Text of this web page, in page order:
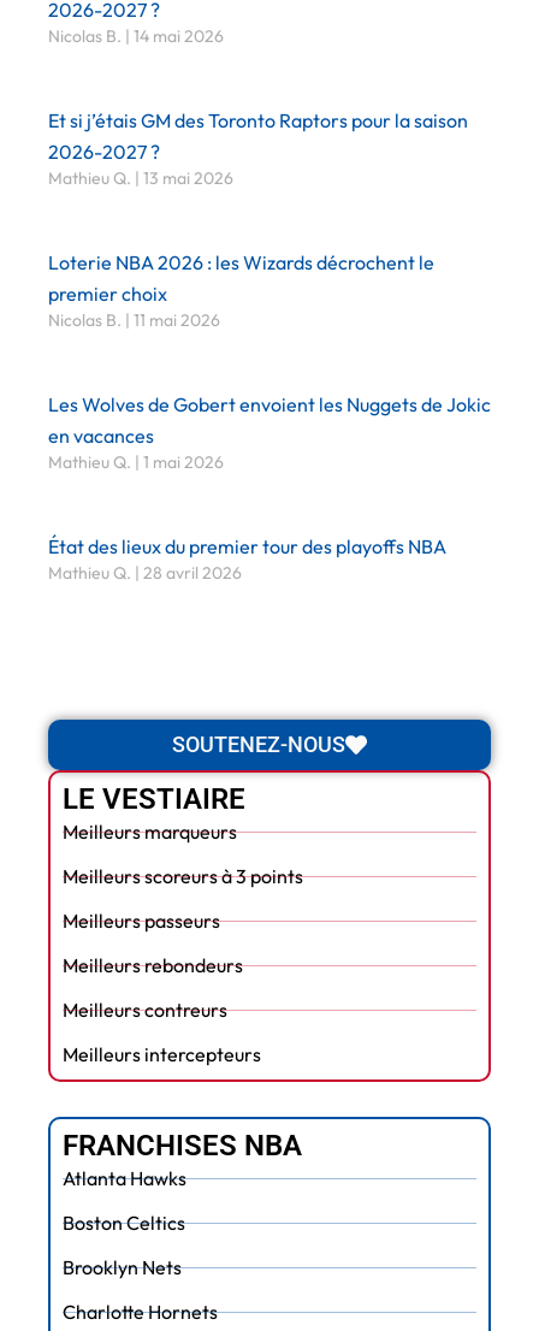
2026-2027 ?
Nicolas B. 14 mai 2026
Et si j’étais GM des Toronto Raptors pour la saison
2026-2027 ?
Mathieu Q. 13 mai 2026
Loterie NBA 2026 : les Wizards décrochent le
premier choix
Nicolas B. 11 mai 2026
Les Wolves de Gobert envoient les Nuggets de Jokic
en vacances
Mathieu Q. 1 mai 2026
État des lieux du premier tour des playoffs NBA
Mathieu Q. 28 avril 2026
SOUTENEZ-NOUS
LE VESTIAIRE
Meilleurs marqueurs
Meilleurs scoreurs à 3 points
Meilleurs passeurs
Meilleurs rebondeurs
Meilleurs contreurs
Meilleurs intercepteurs
FRANCHISES NBA
Atlanta Hawks
Boston Celtics
Brooklyn Nets
Charlotte Hornets